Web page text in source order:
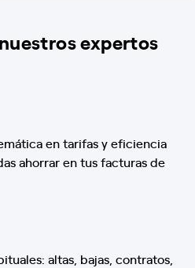
expertos
en tarifas y eficiencia
ahorrar en tus facturas de
altas, bajas, contratos,